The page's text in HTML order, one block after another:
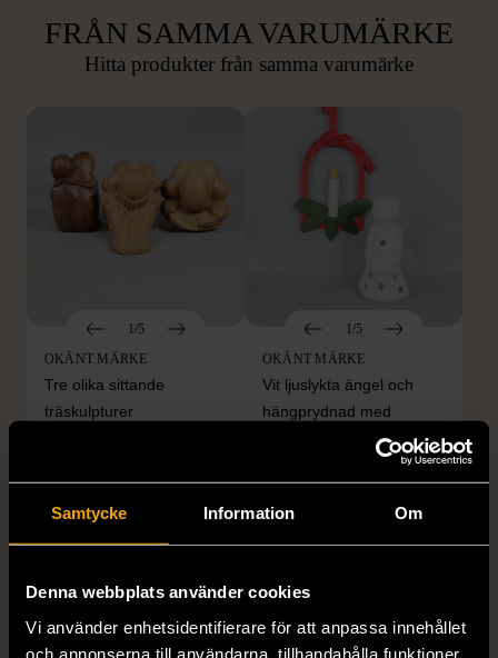
Samtycke Information Om
Denna webbplats använder cookies
Vi använder enhetsidentifierare för att anpassa innehållet
och annonserna till användarna, tillhandahålla funktioner
FRÅN SAMMA VARUMÄRKE
Hitta produkter från samma varumärke
1/5
OKÄNT MÄRKE
Tre olika sittande
träskulpturer
549 kr
1/5
OKÄNT MÄRKE
Vit ljuslykta ängel och
hängprydnad med
80% 249 kr